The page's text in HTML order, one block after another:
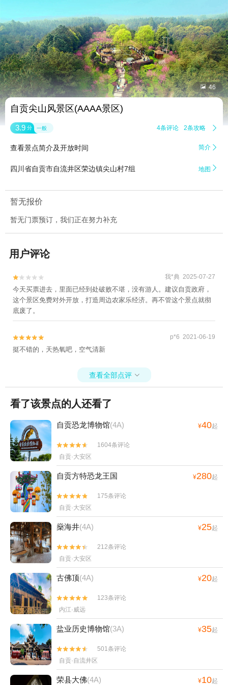
 46
自贡尖山风景区(AAAA景区)
3.9 分 一般 4条评论 2条攻略 
查看景点简介及开放时间 简介 
四川省自贡市自流井区荣边镇尖山村7组 地图 
暂无报价
暂无门票预订，我们正在努力补充
用户评论

 我*典 2025-07-27
今天买票进去，里面已经到处破败不堪，没有游人。建议自贡政府，
这个景区免费对外开放，打造周边农家乐经济。再不管这个景点就彻
底废了。

 p*6 2021-06-19
挺不错的，天热氧吧，空气清新
查看全部点评 
看了该景点的人还看了
自贡恐龙博物馆(4A) ¥40起


1604条评论
自贡·大安区
自贡方特恐龙王国 ¥280起


175条评论
自贡·大安区
燊海井(4A) ¥25起


212条评论
自贡·大安区
古佛顶(4A) ¥20起


123条评论
内江·威远
盐业历史博物馆(3A) ¥35起


501条评论
自贡·自流井区
荣县大佛(4A) ¥10起